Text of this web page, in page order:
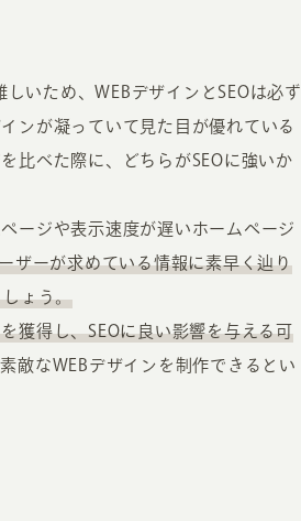
いため、WEBデザインとSEOは必ず
ンが凝っていて見た目が優れている
比べた際に、どちらがSEOに強いか
ージや表示速度が遅いホームページ
ザーが求めている情報に素早く辿り
ょう。
獲得し、SEOに良い影響を与える可
敵なWEBデザインを制作できるとい